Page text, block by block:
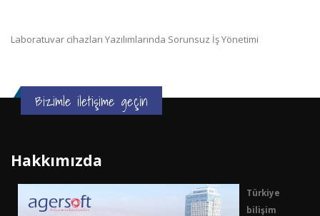
Laboratuvar cihazları Yazılımlarında Sorunsuz İş Yönetimi
Bizimle iletişime geçin
Hakkımızda
Türkiye
bilişim